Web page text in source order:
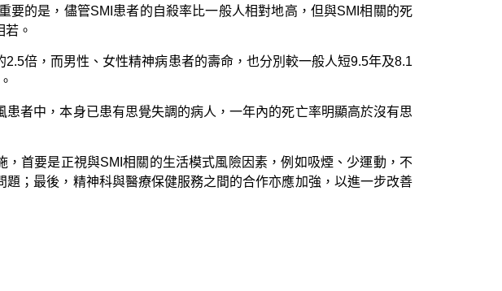
的是，儘管SMI患者的自殺率比一般人相對地高，但與SMI相關的死
。
倍，而男性、女性精神病患者的壽命，也分別較一般人短9.5年及8.1
者中，本身已患有思覺失調的病人，一年內的死亡率明顯高於沒有思
首要是正視與SMI相關的生活模式風險因素，例如吸煙、少運動，不
；最後，精神科與醫療保健服務之間的合作亦應加強，以進一步改善